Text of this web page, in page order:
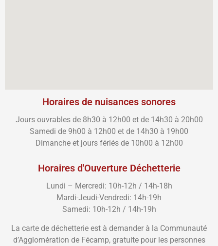
Horaires de nuisances sonores
Jours ouvrables de 8h30 à 12h00 et de 14h30 à 20h00
Samedi de 9h00 à 12h00 et de 14h30 à 19h00
Dimanche et jours fériés de 10h00 à 12h00
Horaires d'Ouverture Déchetterie
Lundi – Mercredi: 10h-12h / 14h-18h
Mardi-Jeudi-Vendredi: 14h-19h
Samedi: 10h-12h / 14h-19h
La carte de déchetterie est à demander à la Communauté
d’Agglomération de Fécamp, gratuite pour les personnes